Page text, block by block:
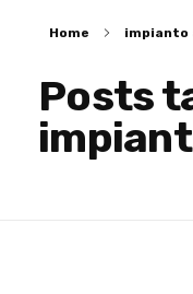
Home impianto
Posts